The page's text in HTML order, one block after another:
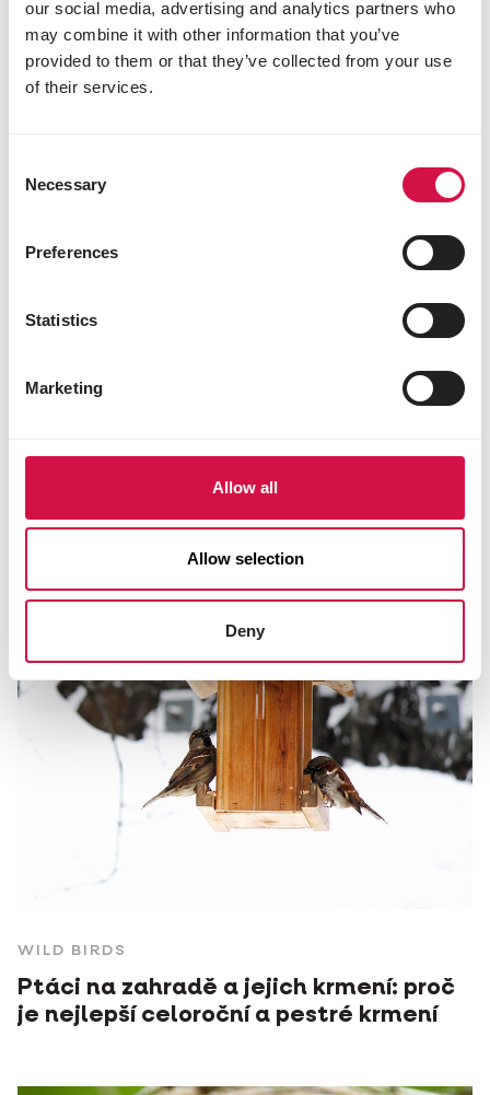
our social media, advertising and analytics partners who
may combine it with other information that you’ve
provided to them or that they’ve collected from your use
of their services.
Selection
Necessary
Preferences
Statistics
Marketing
Allow all
Allow selection
Deny
WILD BIRDS
celoročně, dokonce i v létě?
WILD BIRDS
Ptáci na zahradě a jejich krmení: proč
je nejlepší celoroční a pestré krmení